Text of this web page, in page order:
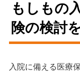
もしもの
険の検討
入院に備える医療